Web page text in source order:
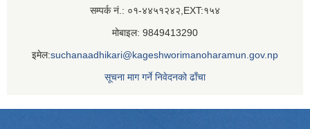
सम्पर्क नं.: ०१-४४५१२४२,EXT:१५४
मोबाइल: 9849413290
इमेल:suchanaadhikari@kageshworimanoharamun.gov.np
सूचना माग गर्ने निवेदनको ढाँचा